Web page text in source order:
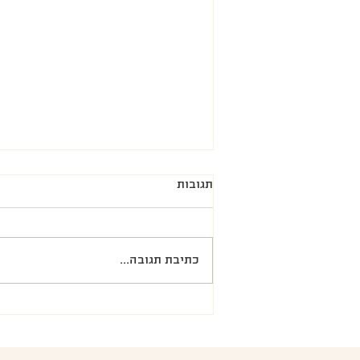
מה זה צירים בלידה?
תגובות
כתיבת תגובה...